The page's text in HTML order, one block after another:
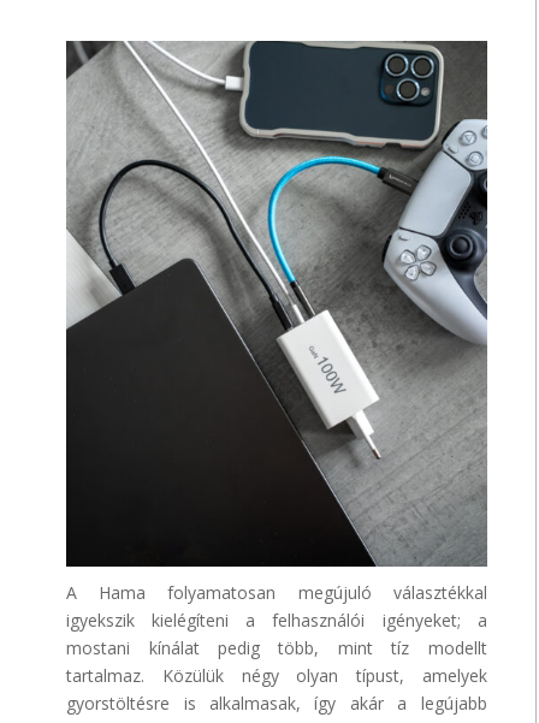
A Hama folyamatosan megújuló választékkal
igyekszik kielégíteni a felhasználói igényeket; a
mostani kínálat pedig több, mint tíz modellt
tartalmaz. Közülük négy olyan típust, amelyek
gyorstöltésre is alkalmasak, így akár a legújabb